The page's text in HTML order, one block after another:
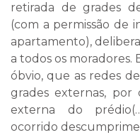
retirada de grades
(com a permissão de
apartamento),
a todos os moradores.
óbvio, que as redes
grades externas, por
externa do
ocorrido